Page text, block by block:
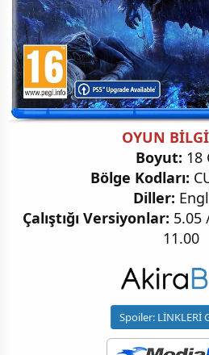
OYUN
Boyut: 18
Bölge Kodları:
Diller:
Çalıştığı Versiyonlar: 5.05
11.00
Spoiler: LİNKLERİ